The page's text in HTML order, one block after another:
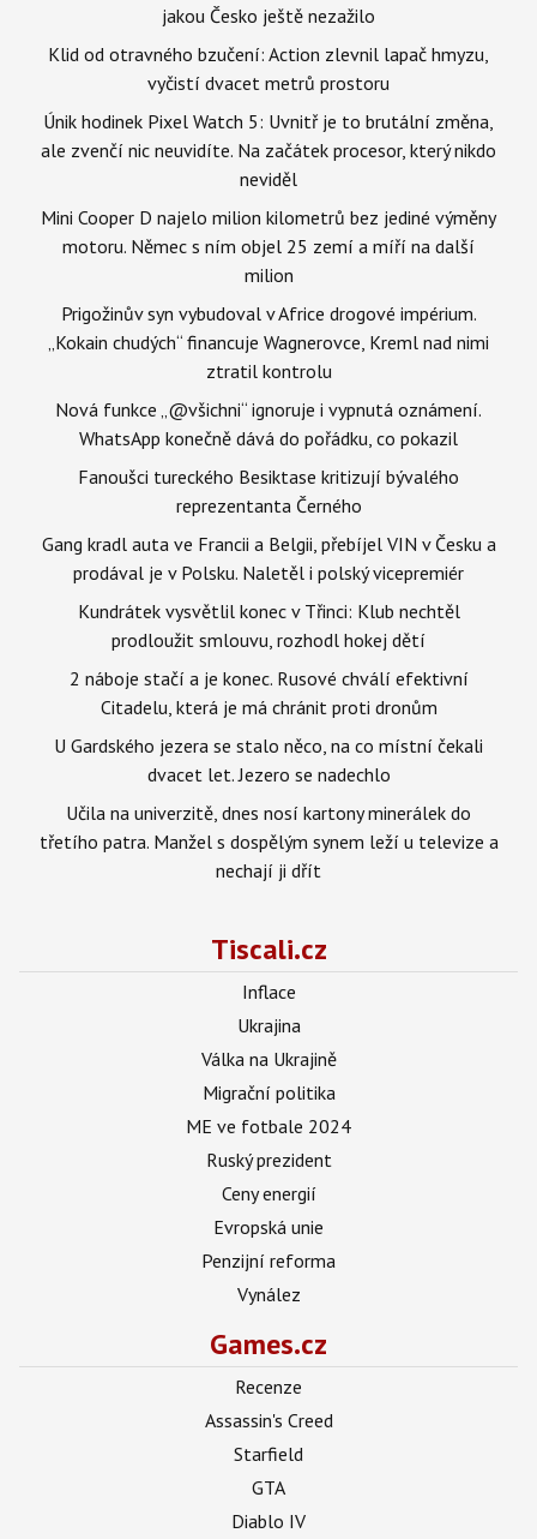
jakou Česko ještě nezažilo
Klid od otravného bzučení: Action zlevnil lapač hmyzu,
vyčistí dvacet metrů prostoru
Únik hodinek Pixel Watch 5: Uvnitř je to brutální změna,
ale zvenčí nic neuvidíte. Na začátek procesor, který nikdo
neviděl
Mini Cooper D najelo milion kilometrů bez jediné výměny
motoru. Němec s ním objel 25 zemí a míří na další
milion
Prigožinův syn vybudoval v Africe drogové impérium.
„Kokain chudých“ financuje Wagnerovce, Kreml nad nimi
ztratil kontrolu
Nová funkce „@všichni“ ignoruje i vypnutá oznámení.
WhatsApp konečně dává do pořádku, co pokazil
Fanoušci tureckého Besiktase kritizují bývalého
reprezentanta Černého
Gang kradl auta ve Francii a Belgii, přebíjel VIN v Česku a
prodával je v Polsku. Naletěl i polský vicepremiér
Kundrátek vysvětlil konec v Třinci: Klub nechtěl
prodloužit smlouvu, rozhodl hokej dětí
2 náboje stačí a je konec. Rusové chválí efektivní
Citadelu, která je má chránit proti dronům
U Gardského jezera se stalo něco, na co místní čekali
dvacet let. Jezero se nadechlo
Učila na univerzitě, dnes nosí kartony minerálek do
třetího patra. Manžel s dospělým synem leží u televize a
nechají ji dřít
Tiscali.cz
Inflace
Ukrajina
Válka na Ukrajině
Migrační politika
ME ve fotbale 2024
Ruský prezident
Ceny energií
Evropská unie
Penzijní reforma
Vynález
Games.cz
Recenze
Assassin's Creed
Starfield
GTA
Diablo IV